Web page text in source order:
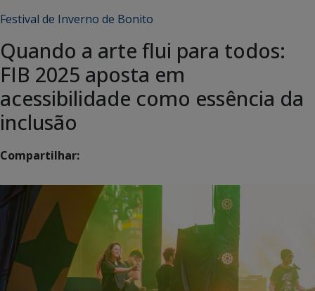
Festival de Inverno de Bonito
Quando a arte flui para todos:
FIB 2025 aposta em
acessibilidade como essência da
inclusão
Compartilhar: